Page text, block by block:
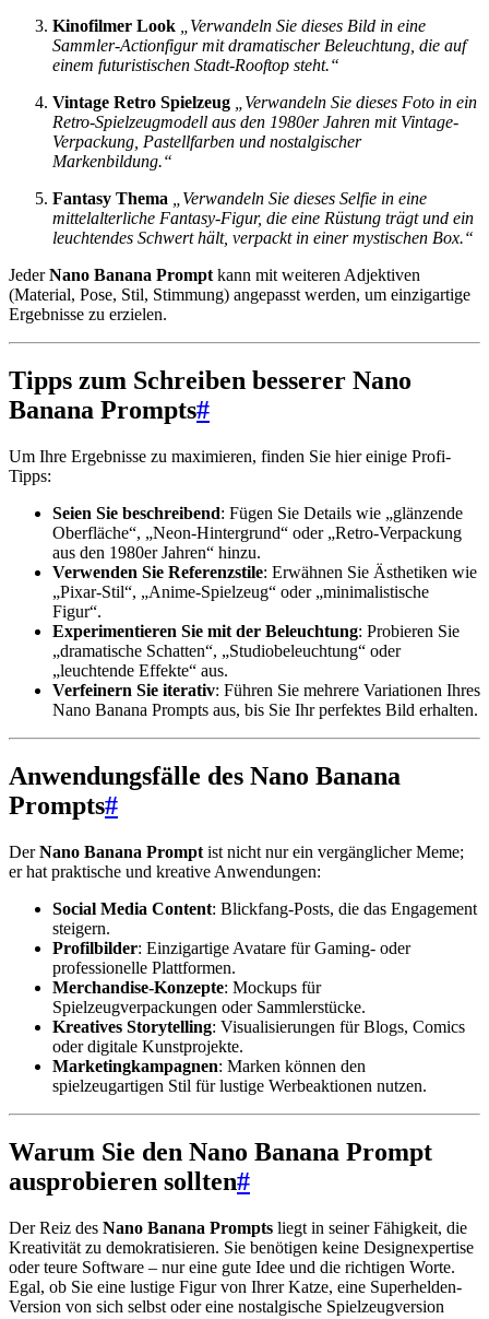
Kinofilmer Look
„Verwandeln Sie dieses Bild in eine
Sammler-Actionfigur mit dramatischer Beleuchtung, die auf
einem futuristischen Stadt-Rooftop steht.“
Vintage Retro Spielzeug
„Verwandeln Sie dieses Foto in ein
Retro-Spielzeugmodell aus den 1980er Jahren mit Vintage-
Verpackung, Pastellfarben und nostalgischer
Markenbildung.“
Fantasy Thema
„Verwandeln Sie dieses Selfie in eine
mittelalterliche Fantasy-Figur, die eine Rüstung trägt und ein
leuchtendes Schwert hält, verpackt in einer mystischen Box.“
JederNano Banana Prompt kann mit weiteren Adjektiven
(Material, Pose, Stil, Stimmung) angepasst werden, um einzigartige
Ergebnisse zu erzielen.
Tipps zum Schreiben besserer Nano
Banana Prompts#
Um Ihre Ergebnisse zu maximieren, finden Sie hier einige Profi-
Tipps:
Seien Sie beschreibend: Fügen Sie Details wie „glänzende
Oberfläche“, „Neon-Hintergrund“ oder „Retro-Verpackung
aus den 1980er Jahren“ hinzu.
Verwenden Sie Referenzstile: Erwähnen Sie Ästhetiken wie
„Pixar-Stil“, „Anime-Spielzeug“ oder „minimalistische
Figur“.
Experimentieren Sie mit der Beleuchtung: Probieren Sie
„dramatische Schatten“, „Studiobeleuchtung“ oder
„leuchtende Effekte“ aus.
Verfeinern Sie iterativ: Führen Sie mehrere Variationen Ihres
Nano Banana Prompts aus, bis Sie Ihr perfektes Bild erhalten.
Anwendungsfälle des Nano Banana
Prompts#
DerNano Banana Prompt ist nicht nur ein vergänglicher Meme;
er hat praktische und kreative Anwendungen:
Social Media Content: Blickfang-Posts, die das Engagement
steigern.
Profilbilder: Einzigartige Avatare für Gaming- oder
professionelle Plattformen.
Merchandise-Konzepte: Mockups für
Spielzeugverpackungen oder Sammlerstücke.
Kreatives Storytelling: Visualisierungen für Blogs, Comics
oder digitale Kunstprojekte.
Marketingkampagnen: Marken können den
spielzeugartigen Stil für lustige Werbeaktionen nutzen.
Warum Sie den Nano Banana Prompt
ausprobieren sollten#
Der Reiz des Nano Banana Prompts liegt in seiner Fähigkeit, die
Kreativität zu demokratisieren. Sie benötigen keine Designexpertise
oder teure Software – nur eine gute Idee und die richtigen Worte.
Egal, ob Sie eine lustige Figur von Ihrer Katze, eine Superhelden-
Version von sich selbst oder eine nostalgische Spielzeugversion